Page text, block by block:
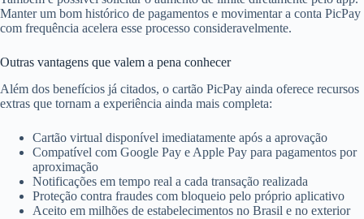
Manter um bom histórico de pagamentos e movimentar a conta PicPay
com frequência acelera esse processo consideravelmente.
Outras vantagens que valem a pena conhecer
Além dos benefícios já citados, o cartão PicPay ainda oferece recursos
extras que tornam a experiência ainda mais completa:
Cartão virtual disponível imediatamente após a aprovação
Compatível com Google Pay e Apple Pay para pagamentos por
aproximação
Notificações em tempo real a cada transação realizada
Proteção contra fraudes com bloqueio pelo próprio aplicativo
Aceito em milhões de estabelecimentos no Brasil e no exterior